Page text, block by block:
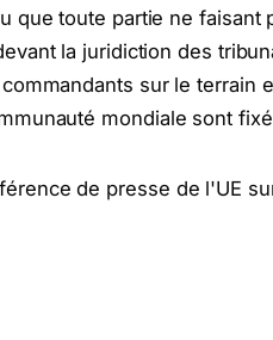
que toute partie ne faisant
la juridiction des
sur le terrain
mondiale sont